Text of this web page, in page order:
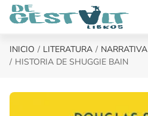
Saltar al contenido principal
INICIO LITERATURA
NARRATIVA
HISTORIA DE SHUGGIE BAIN